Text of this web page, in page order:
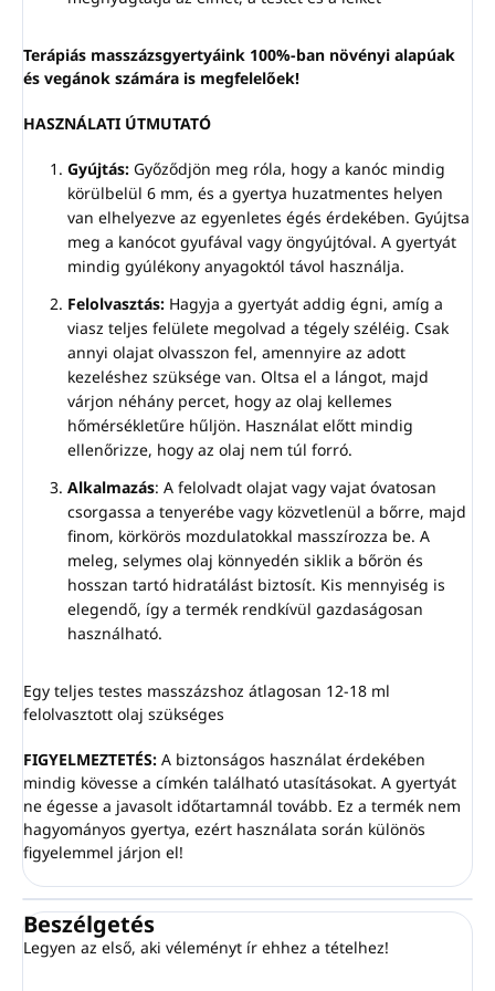
Terápiás masszázsgyertyáink 100%-ban növényi alapúak
és vegánok számára is megfelelőek!
HASZNÁLATI ÚTMUTATÓ
Gyújtás: Győződjön meg róla, hogy a kanóc mindig
körülbelül 6 mm, és a gyertya huzatmentes helyen
van elhelyezve az egyenletes égés érdekében. Gyújtsa
meg a kanócot gyufával vagy öngyújtóval. A gyertyát
mindig gyúlékony anyagoktól távol használja.
Felolvasztás: Hagyja a gyertyát addig égni, amíg a
viasz teljes felülete megolvad a tégely széléig. Csak
annyi olajat olvasszon fel, amennyire az adott
kezeléshez szüksége van. Oltsa el a lángot, majd
várjon néhány percet, hogy az olaj kellemes
hőmérsékletűre hűljön. Használat előtt mindig
ellenőrizze, hogy az olaj nem túl forró.
Alkalmazás: A felolvadt olajat vagy vajat óvatosan
csorgassa a tenyerébe vagy közvetlenül a bőrre, majd
finom, körkörös mozdulatokkal masszírozza be. A
meleg, selymes olaj könnyedén siklik a bőrön és
hosszan tartó hidratálást biztosít. Kis mennyiség is
elegendő, így a termék rendkívül gazdaságosan
használható.
Egy teljes testes masszázshoz átlagosan 12-18 ml
felolvasztott olaj szükséges
FIGYELMEZTETÉS: A biztonságos használat érdekében
mindig kövesse a címkén található utasításokat. A gyertyát
ne égesse a javasolt időtartamnál tovább. Ez a termék nem
hagyományos gyertya, ezért használata során különös
figyelemmel járjon el!
Beszélgetés
Legyen az első, aki véleményt ír ehhez a tételhez!